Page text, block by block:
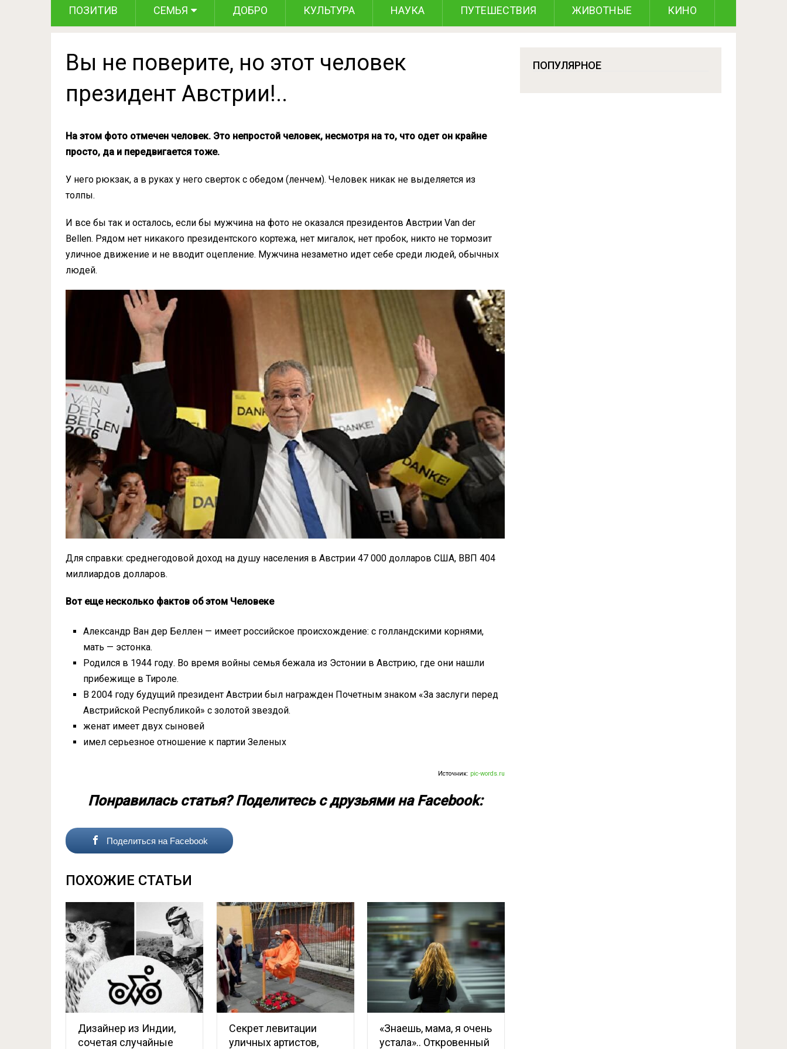
ПОЗИТИВ СЕМЬЯ ДОБРО КУЛЬТУРА НАУКА ПУТЕШЕСТВИЯ ЖИВОТНЫЕ КИНО
Вы не поверите, но этот человек
президент Австрии!..
На этом фото отмечен человек. Это непростой человек, несмотря на то, что одет он крайне
просто, да и передвигается тоже.
У него рюкзак, а в руках у него сверток с обедом (ленчем). Человек никак не выделяется из
толпы.
И все бы так и осталось, если бы мужчина на фото не оказался президентов Австрии Van der
Bellen. Рядом нет никакого президентского кортежа, нет мигалок, нет пробок, никто не тормозит
уличное движение и не вводит оцепление. Мужчина незаметно идет себе среди людей, обычных
людей.
Для справки: среднегодовой доход на душу населения в Австрии 47 000 долларов США, ВВП 404
миллиардов долларов.
Вот еще несколько фактов об этом Человеке
Александр Ван дер Беллен — имеет российское происхождение: с голландскими корнями,
мать — эстонка.
Родился в 1944 году. Во время войны семья бежала из Эстонии в Австрию, где они нашли
прибежище в Тироле.
В 2004 году будущий президент Австрии был награжден Почетным знаком «За заслуги перед
Австрийской Республикой» с золотой звездой.
женат имеет двух сыновей
имел серьезное отношение к партии Зеленых
Источник: pic-words.ru
Понравилась статья? Поделитесь с друзьями на Facebook:
Поделиться на Facebook
ПОХОЖИЕ СТАТЬИ
Дизайнер из Индии,
сочетая случайные
Секрет левитации
уличных артистов,
«Знаешь, мама, я очень
устала».. Откровенный
ПОПУЛЯРНОЕ